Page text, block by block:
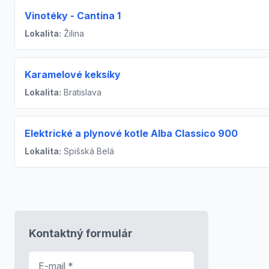
Vinotéky - Cantina 1
Lokalita: Žilina
Karamelové keksíky
Lokalita: Bratislava
Elektrické a plynové kotle Alba Classico 900
Lokalita: Spišská Belá
Kontaktný formulár